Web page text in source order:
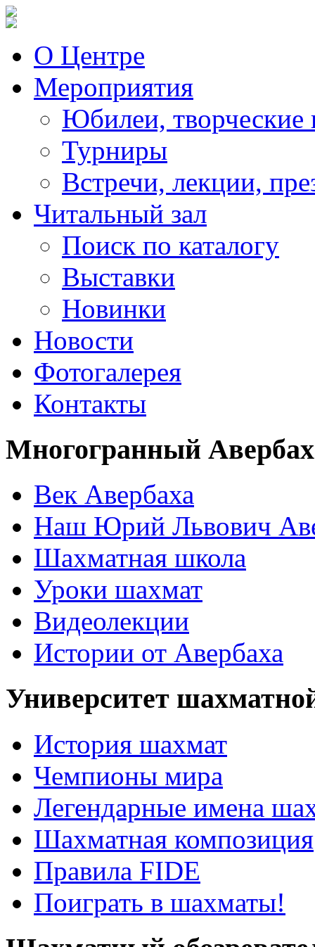
О Центре
Мероприятия
Юбилеи, творческие
Турниры
Встречи, лекции,
Читальный зал
Поиск по каталогу
Выставки
Новинки
Новости
Фотогалерея
Контакты
Многогранный Авербах
Век Авербаха
Наш Юрий Львович
Шахматная школа
Уроки шахмат
Видеолекции
Истории от Авербаха
Университет
История шахмат
Чемпионы мира
Легендарные имена
Шахматная композиция
Правила FIDE
Поиграть в шахматы!